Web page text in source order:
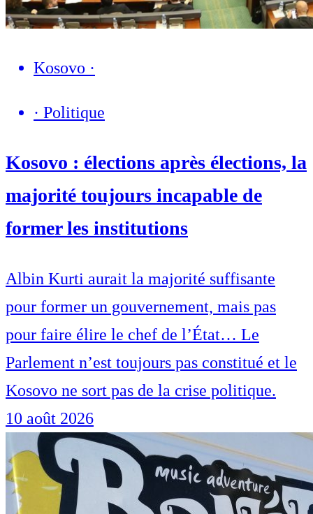
Kosovo ·
· Politique
Kosovo : élections après élections, la
majorité toujours incapable de
former les institutions
Albin Kurti aurait la majorité suffisante
pour former un gouvernement, mais pas
pour faire élire le chef de l’État… Le
Parlement n’est toujours pas constitué et le
Kosovo ne sort pas de la crise politique.
10 août 2026